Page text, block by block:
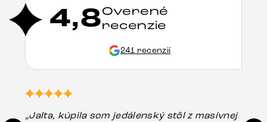
4,8Overené
recenzie
241 recenzií
„Jalta, kúpila som jedálenský stôl z masívnej